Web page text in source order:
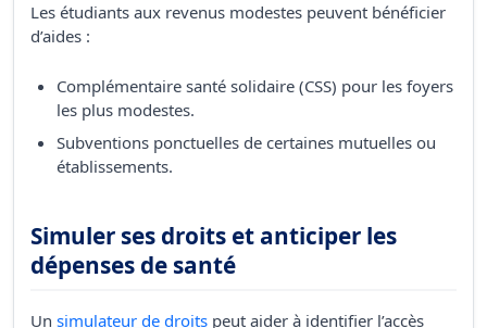
Les étudiants aux revenus modestes peuvent bénéficier
d’aides :
Complémentaire santé solidaire (CSS) pour les foyers
les plus modestes.
Subventions ponctuelles de certaines mutuelles ou
établissements.
Simuler ses droits et anticiper les
dépenses de santé
Un simulateur de droits peut aider à identifier l’accès